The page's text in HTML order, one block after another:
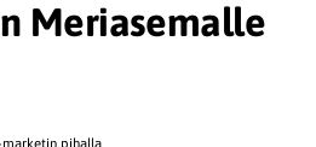
Meriasemalle
marketin pihalla